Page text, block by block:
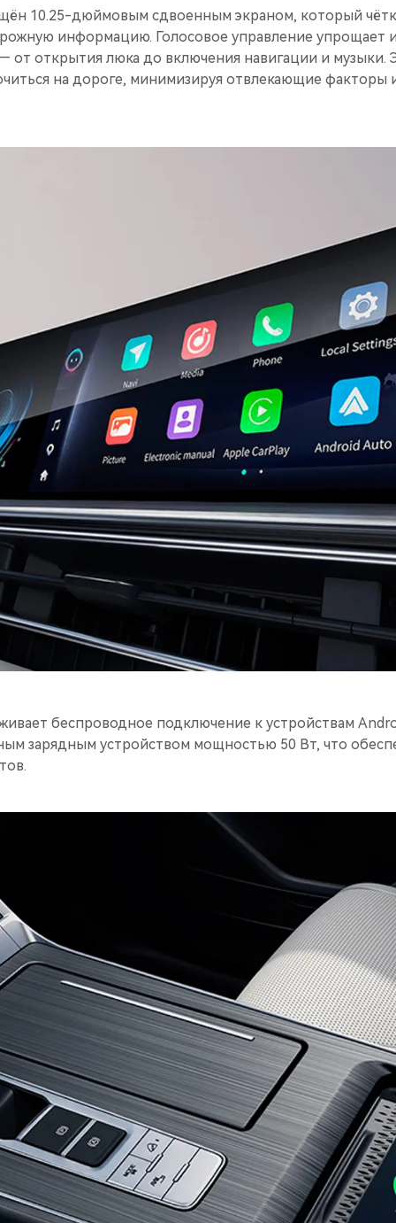
10.25-дюймовым сдвоенным экраном, который
информацию. Голосовое управление упрощает
от открытия люка до включения навигации и музыки.
на дороге, минимизируя отвлекающие факторы
беспроводное подключение к устройствам
зарядным устройством мощностью 50 Вт, что